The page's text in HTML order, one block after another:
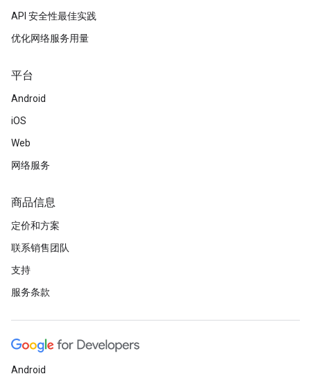
API 安全性最佳实践
优化网络服务用量
平台
Android
iOS
Web
网络服务
商品信息
定价和方案
联系销售团队
支持
服务条款
Android